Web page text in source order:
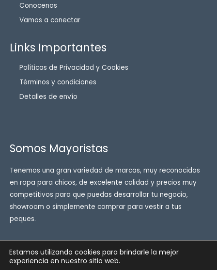
Conocenos
Vamos a conectar
Links Importantes
Políticas de Privacidad y Cookies
Términos y condiciones
Detalles de envío
Somos Mayoristas
Tenemos una gran variedad de marcas, muy reconocidas
en ropa para chicos, de excelente calidad y precios muy
competitivos para que puedas desarrollar tu negocio,
showroom o simplemente comprar para vestir a tus
peques.
Copyright © 2026 Enfant ropa para chicos
Estamos utilizando cookies para brindarle la mejor
experiencia en nuestro sitio web.